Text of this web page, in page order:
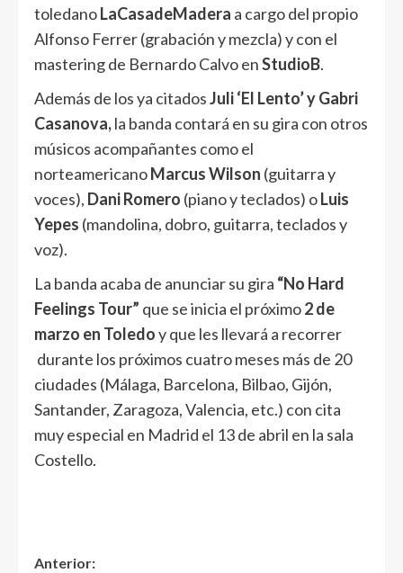
toledanoLaCasadeMadera a cargo del propio
Alfonso Ferrer (grabación y mezcla) y con el
mastering de Bernardo Calvo enStudioB.
Además de los ya citadosJuli ‘El Lento’ y Gabri
Casanova,la banda contará en su gira con otros
músicos acompañantes como el
norteamericanoMarcus Wilson (guitarra y
voces), Dani Romero (piano y teclados) oLuis
Yepes (mandolina, dobro, guitarra, teclados y
voz).
La banda acaba de anunciar su gira “No Hard
Feelings Tour” que se inicia el próximo2 de
marzo en Toledoy que les llevará a recorrer
durante los próximos cuatro meses más de 20
ciudades (Málaga, Barcelona, Bilbao, Gijón,
Santander, Zaragoza, Valencia, etc.) con cita
muy especial en Madrid el 13 de abril en la sala
Costello.
Anterior: